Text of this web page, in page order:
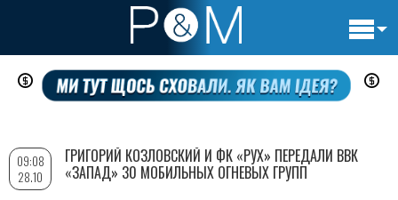
Перейти
содержанию
09:08
28.10
ГРИГОРИЙ КОЗЛОВСКИЙ И ФК «РУХ» ПЕРЕДАЛИ ВВК
«ЗАПАД» 30 МОБИЛЬНЫХ ОГНЕВЫХ ГРУПП